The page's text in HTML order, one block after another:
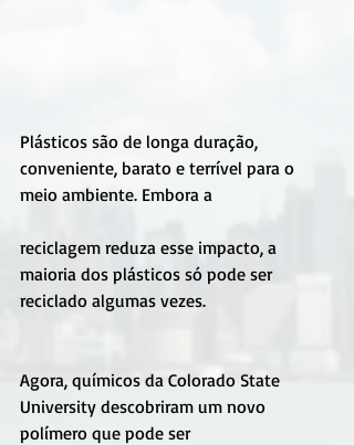
Plásticos são de longa duração,
conveniente, barato e terrível para o
meio ambiente. Embora a
reciclagem reduza esse impacto, a
maioria dos plásticos só pode ser
reciclado algumas vezes.
Agora, químicos da Colorado State
University descobriram um novo
polímero que pode ser